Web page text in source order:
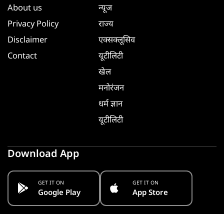
About us
Privacy Policy
Disclaimer
Contact
न्यूज
राज्य
एक्सक्लूसिव
यूटीलिटी
खेल
मनोरंजन
धर्म ज्ञान
यूटीलिटी
Download App
GET IT ON
Google Play
GET IT ON
App Store